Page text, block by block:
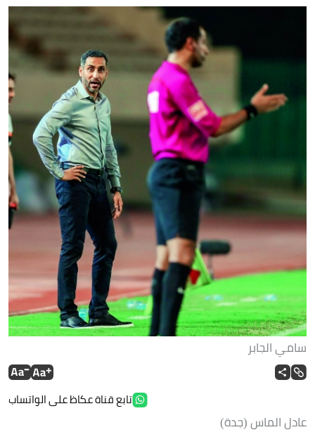
سامي الجابر
تابع قناة عكاظ على الواتساب
عادل الماس (جدة)